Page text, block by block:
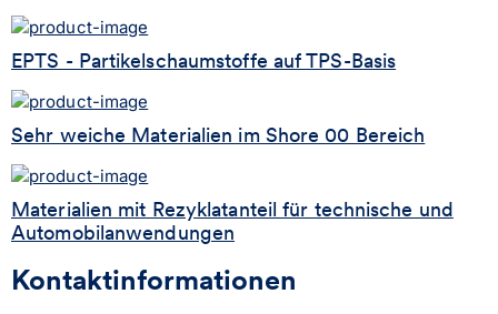
EPTS - Partikelschaumstoffe auf TPS-Basis
Sehr weiche Materialien im Shore 00 Bereich
Materialien mit Rezyklatanteil für technische und
Automobilanwendungen
Kontaktinformationen